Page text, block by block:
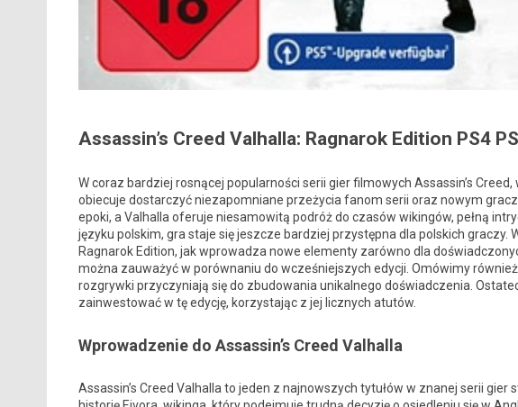
Assassin’s Creed Valhalla: Ragnarok Edition PS4
W coraz bardziej rosnącej popularności serii gier filmowych Assassin’s
obiecuje dostarczyć niezapomniane przeżycia fanom serii oraz nowym
epoki, a Valhalla oferuje niesamowitą podróż do czasów wikingów, pełną
języku polskim, gra staje się jeszcze bardziej przystępna dla polskich graczy.
Ragnarok Edition, jak wprowadza nowe elementy zarówno dla
można zauważyć w porównaniu do wcześniejszych edycji. Omówimy
rozgrywki przyczyniają się do zbudowania unikalnego doświadczenia.
zainwestować w tę edycję, korzystając z jej licznych atutów.
Wprowadzenie do Assassin’s Creed Valhalla
Assassin’s Creed Valhalla to jeden z najnowszych tytułów w znanej serii